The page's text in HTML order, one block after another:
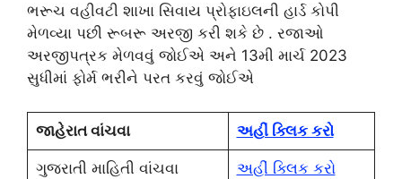
ભરૂચ વહીવટી શાખા સિવાય પ્રોફાઇલની હાર્ડ કોપી
મેળવ્યા પછી રૂબરૂ અરજી કરી શકે છે . રજાઓ
અરજીપત્રક મેળવવું જોઈએ અને 13મી માર્ચ 2023
સુધીમાં ફોર્મ ભરીને પરત કરવું જોઈએ
જાહેરાત વાંચવા અહીં ક્લિક કરો
ગુજરાતી માહિતી વાંચવા અહીં ક્લિક કરો